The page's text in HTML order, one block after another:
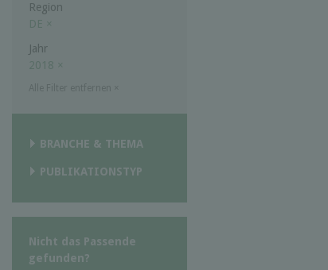
Region
DE ×
Jahr
2018 ×
BRANCHE & THEMA
PUBLIKATIONSTYP
Nicht das Passende
gefunden?